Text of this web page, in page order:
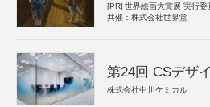
[PR] 世界絵画大賞展 実行委
共催：株式会社世界堂
第24回 CSデザ
株式会社中川ケミカル